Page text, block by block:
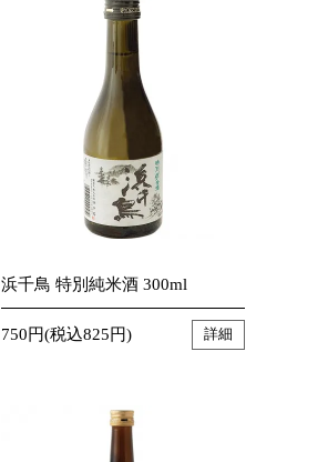
浜千鳥 特別純米酒 300ml
750円(税込825円) 詳細